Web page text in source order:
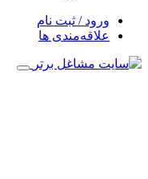
ورود / ثبت نام
علاقه‌مندی ها